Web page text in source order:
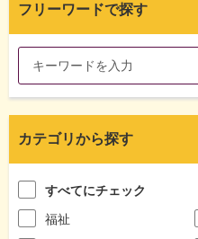
フリーワードで探す
カテゴリから探す
すべてにチェック
福祉